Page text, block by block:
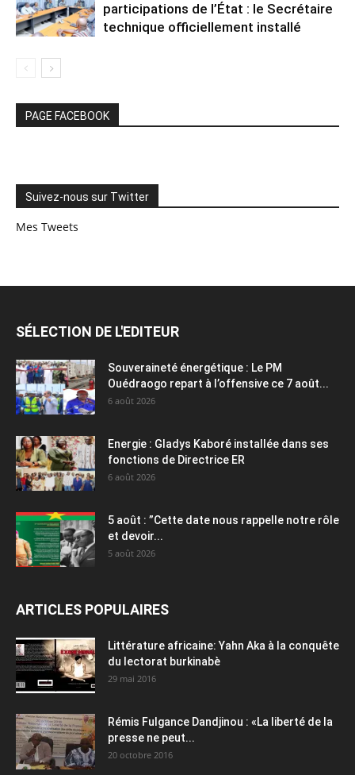
participations de l’État : le Secrétaire
technique officiellement installé
PAGE FACEBOOK
Suivez-nous sur Twitter
Mes Tweets
SÉLECTION DE L'EDITEUR
Souveraineté énergétique : Le PM
Ouédraogo repart à l’offensive ce 7 août...
6 août 2026
Energie : Gladys Kaboré installée dans ses
fonctions de Directrice ER
6 août 2026
5 août : ”Cette date nous rappelle notre rôle
et devoir...
5 août 2026
ARTICLES POPULAIRES
Littérature africaine: Yahn Aka à la conquête
du lectorat burkinabè
29 mai 2016
Rémis Fulgance Dandjinou : «La liberté de la
presse ne peut...
20 octobre 2016